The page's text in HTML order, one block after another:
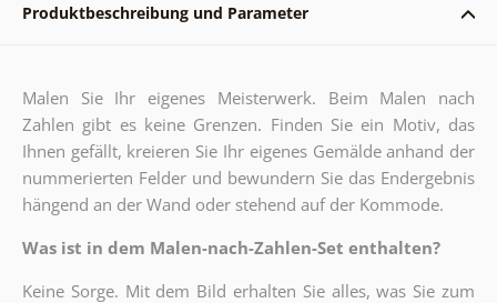
Produktbeschreibung und Parameter
Malen Sie Ihr eigenes Meisterwerk. Beim Malen nach
Zahlen gibt es keine Grenzen. Finden Sie ein Motiv, das
Ihnen gefällt, kreieren Sie Ihr eigenes Gemälde anhand der
nummerierten Felder und bewundern Sie das Endergebnis
hängend an der Wand oder stehend auf der Kommode.
Was ist in dem Malen-nach-Zahlen-Set enthalten?
Keine Sorge. Mit dem Bild erhalten Sie alles, was Sie zum